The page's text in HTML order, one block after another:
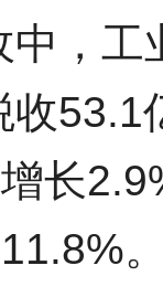
中，
收
长